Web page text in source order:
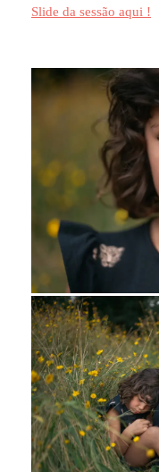
Slide da sessão aqui !